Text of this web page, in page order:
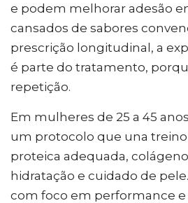
e podem melhorar adesão
cansados de sabores
prescrição longitudinal, a
é parte do tratamento,
repetição.
Em mulheres de 25 a 45
um protocolo que una
proteica adequada,
hidratação e cuidado de
com foco em performance e